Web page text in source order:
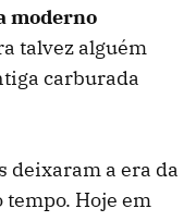
moderno
talvez alguém
carburada
deixaram a era da
Hoje em